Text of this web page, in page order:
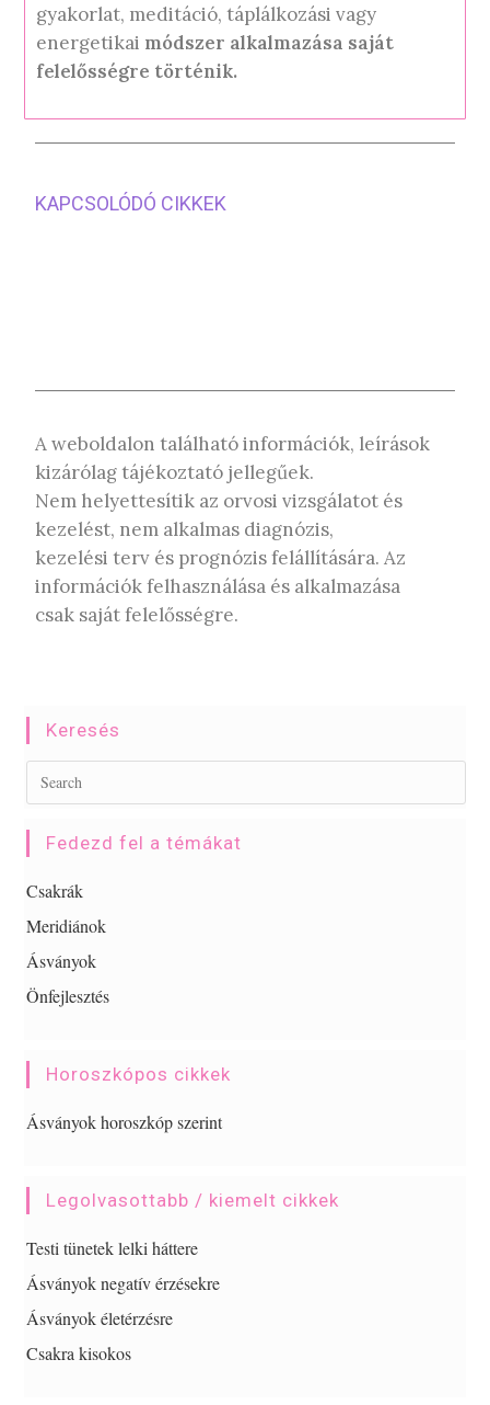
gyakorlat, meditáció, táplálkozási vagy
energetikai módszer alkalmazása saját
felelősségre történik.
KAPCSOLÓDÓ CIKKEK
A weboldalon található információk, leírások
kizárólag tájékoztató jellegűek.
Nem helyettesítik az orvosi vizsgálatot és
kezelést, nem alkalmas diagnózis,
kezelési terv és prognózis felállítására. Az
információk felhasználása és alkalmazása
csak saját felelősségre.
Keresés
Fedezd fel a témákat
Csakrák
Meridiánok
Ásványok
Önfejlesztés
Horoszkópos cikkek
Ásványok horoszkóp szerint
Legolvasottabb / kiemelt cikkek
Testi tünetek lelki háttere
Ásványok negatív érzésekre
Ásványok életérzésre
Csakra kisokos